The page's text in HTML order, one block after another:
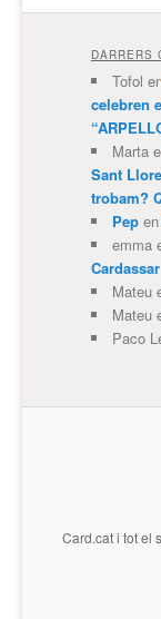
DARRERS
Tofol
celebren
Marta
Sant
trobam?
Pepen
emma
Cardassar
Mateu
Mateu
Paco
Card.cati tot el